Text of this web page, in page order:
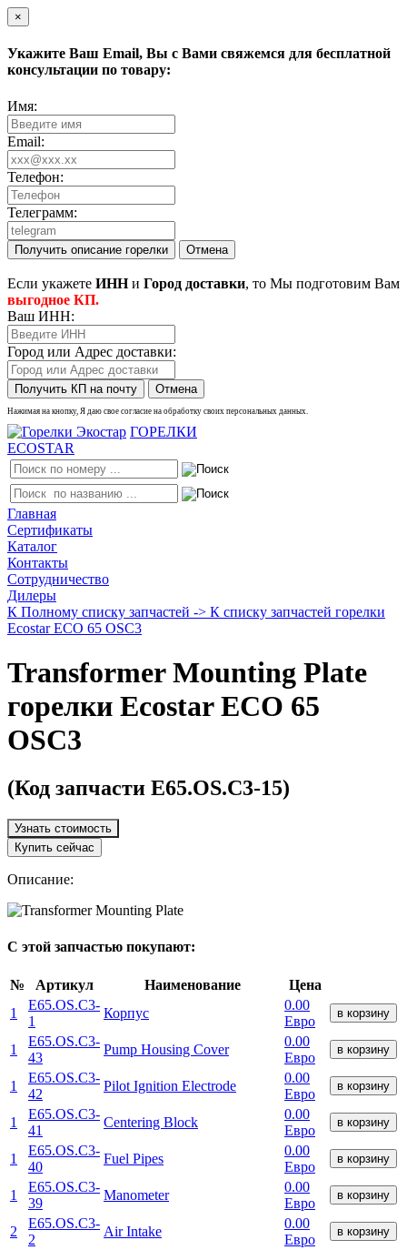
×
Укажите Ваш Email, Вы с Вами свяжемся для бесплатной
консультации по товару:
Имя:
Email:
Телефон:
Телеграмм:
Получить описание горелки Отмена
Eсли укажете ИННи Город доставки, то Мы подготовим Вам
выгодное КП.
Ваш ИНН:
Город или Адрес доставки:
Получить КП на почту Отмена
Нажимая на кнопку, Я даю свое согласие на обработку своих персональных данных.
ГОРЕЛКИ
ECOSTAR
Главная
Сертификаты
Каталог
Контакты
Сотрудничество
Дилеры
К Полному списку запчастей -> К списку запчастей горелки
Ecostar ECO 65 OSC3
Transformer Mounting Plate
горелки Ecostar ECO 65
OSC3
(Код запчасти E65.OS.C3-15)
Узнать стоимость
Купить сейчас
Описание:
С этой запчастью покупают:
№ Артикул Наименование
Цена
1
E65.OS.C3-
1
Корпус
0.00
Евро
в корзину
1
E65.OS.C3-
43
Pump Housing Cover
0.00
Евро
в корзину
1
E65.OS.C3-
42
Pilot Ignition Electrode
0.00
Евро
в корзину
1
E65.OS.C3-
41
Centering Block
0.00
Евро
в корзину
1
E65.OS.C3-
40
Fuel Pipes
0.00
Евро
в корзину
1
E65.OS.C3-
39
Manometer
0.00
Евро
в корзину
2
E65.OS.C3-
2
Air Intake
0.00
Евро
в корзину